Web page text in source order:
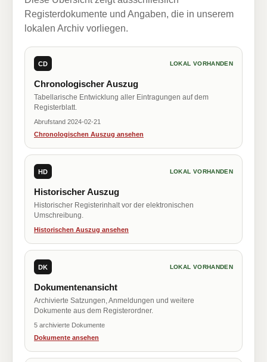
Registerdokumente und Angaben, die in unserem
lokalen Archiv vorliegen.
CD LOKAL VORHANDEN
Chronologischer Auszug
Tabellarische Entwicklung aller Eintragungen auf dem
Registerblatt.
Abrufstand 2024-02-21
Chronologischen Auszug ansehen
HD LOKAL VORHANDEN
Historischer Auszug
Historischer Registerinhalt vor der elektronischen
Umschreibung.
Historischen Auszug ansehen
DK LOKAL VORHANDEN
Dokumentenansicht
Archivierte Satzungen, Anmeldungen und weitere
Dokumente aus dem Registerordner.
5 archivierte Dokumente
Dokumente ansehen